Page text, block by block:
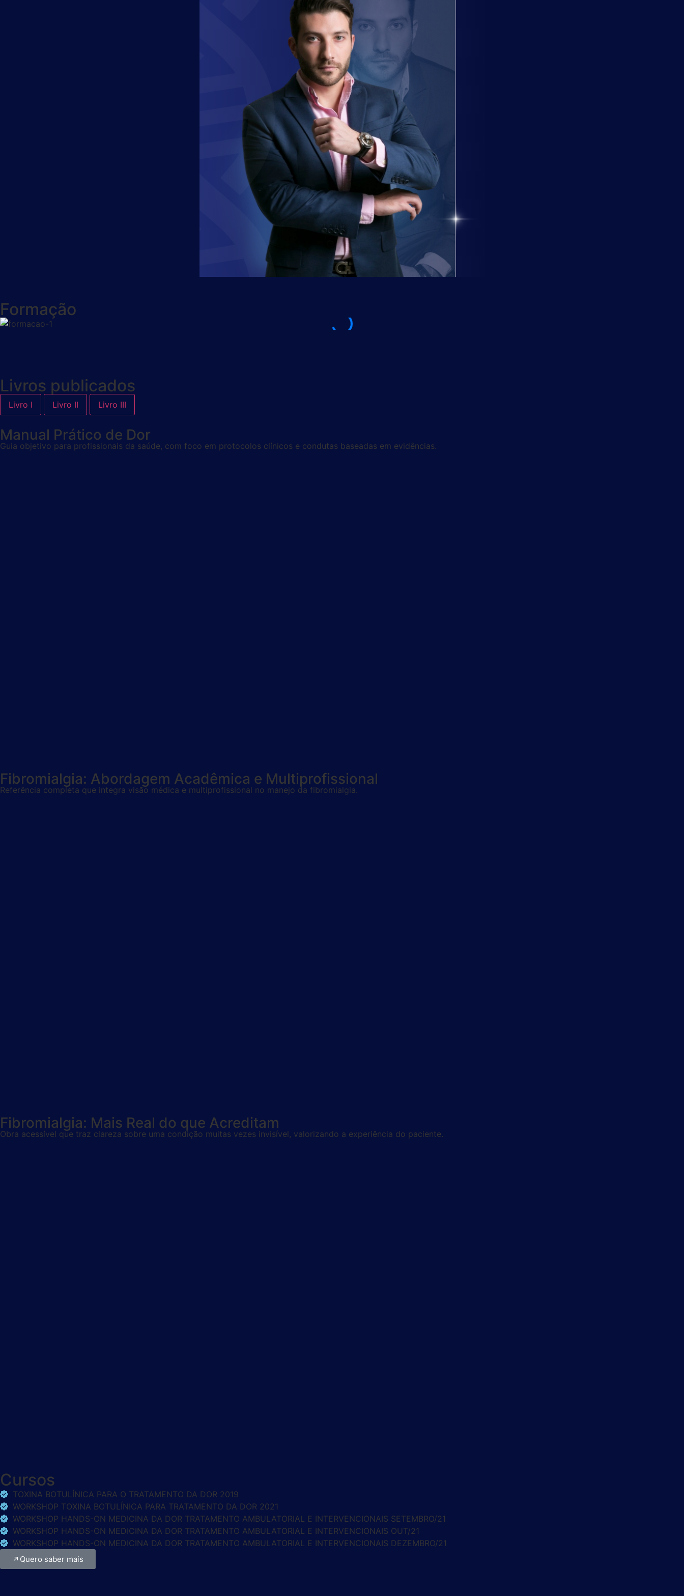
Formação
Livros publicados
Livro I Livro II Livro III
Manual Prático de Dor
Guia objetivo para profissionais da saúde, com foco em protocolos clínicos e condutas baseadas em evidências.
Fibromialgia: Abordagem Acadêmica e Multiprofissional
Referência completa que integra visão médica e multiprofissional no manejo da fibromialgia.
Fibromialgia: Mais Real do que Acreditam
Obra acessível que traz clareza sobre uma condição muitas vezes invisível, valorizando a experiência do paciente.
Cursos
TOXINA BOTULÍNICA PARA O TRATAMENTO DA DOR 2019
WORKSHOP TOXINA BOTULÍNICA PARA TRATAMENTO DA DOR 2021
WORKSHOP HANDS-ON MEDICINA DA DOR TRATAMENTO AMBULATORIAL E INTERVENCIONAIS SETEMBRO/21
WORKSHOP HANDS-ON MEDICINA DA DOR TRATAMENTO AMBULATORIAL E INTERVENCIONAIS OUT/21
WORKSHOP HANDS-ON MEDICINA DA DOR TRATAMENTO AMBULATORIAL E INTERVENCIONAIS DEZEMBRO/21
Quero saber mais